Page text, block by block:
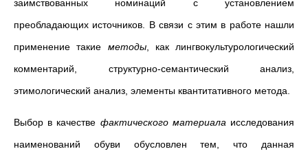
заимствованных номинаций с установлением
преобладающих источников. В связи с этим в работе нашли
применение такие методы, как лингвокультурологический
комментарий, структурно-семантический анализ,
этимологический анализ, элементы квантитативного метода.
Выбор в качестве фактического материала исследования
наименований обуви обусловлен тем, что данная